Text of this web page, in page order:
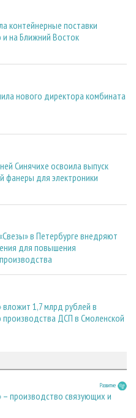
контейнерные поставки
на Ближний Восток
нового директора комбината
Синячихе освоила выпуск
фанеры для электроники
в Петербурге внедряют
для повышения
вложит 1,7 млрд рублей в
ДСП в Смоленской
Развитие
– производство связующих и